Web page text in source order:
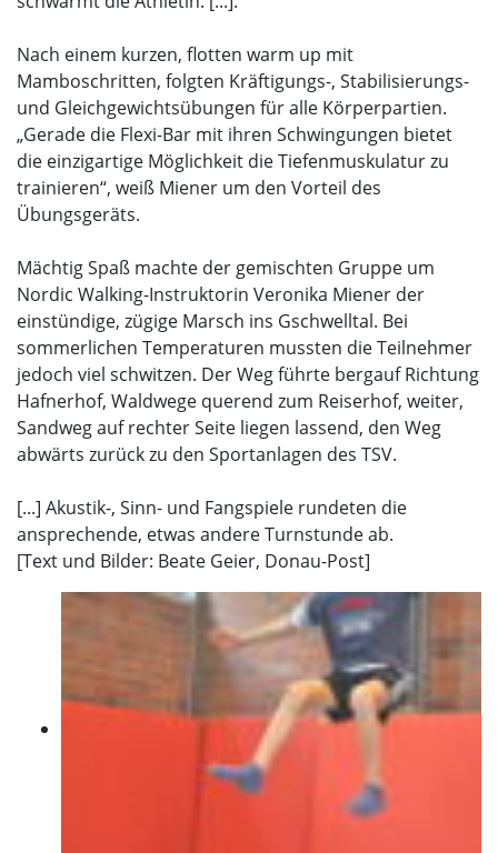
Nach einem kurzen, flotten warm up mit
Mamboschritten, folgten Kräftigungs-, Stabilisierungs-
und Gleichgewichtsübungen für alle Körperpartien.
„Gerade die Flexi-Bar mit ihren Schwingungen bietet
die einzigartige Möglichkeit die Tiefenmuskulatur zu
trainieren“, weiß Miener um den Vorteil des
Übungsgeräts.
Mächtig Spaß machte der gemischten Gruppe um
Nordic Walking-Instruktorin Veronika Miener der
einstündige, zügige Marsch ins Gschwelltal. Bei
sommerlichen Temperaturen mussten die Teilnehmer
jedoch viel schwitzen. Der Weg führte bergauf Richtung
Hafnerhof, Waldwege querend zum Reiserhof, weiter,
Sandweg auf rechter Seite liegen lassend, den Weg
abwärts zurück zu den Sportanlagen des TSV.
[...] Akustik-, Sinn- und Fangspiele rundeten die
ansprechende, etwas andere Turnstunde ab.
[Text und Bilder: Beate Geier, Donau-Post]